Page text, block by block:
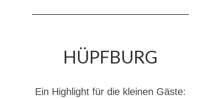
HÜPFBURG
Ein Highlight für die kleinen Gäste: